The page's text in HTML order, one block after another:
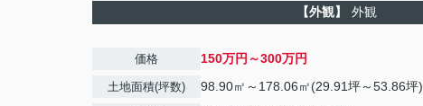
【外観】 外観
価格 150万円～300万円
土地面積(坪数) 98.90㎡～178.06㎡(29.91坪～53.86坪)